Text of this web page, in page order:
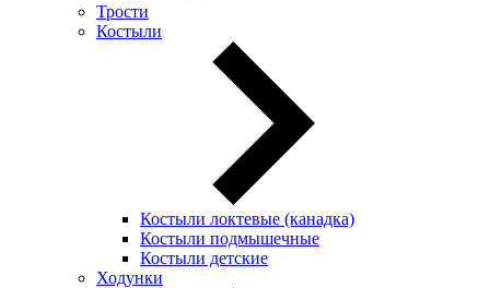
Трости
Костыли
Костыли локтевые (канадка)
Костыли подмышечные
Костыли детские
Ходунки